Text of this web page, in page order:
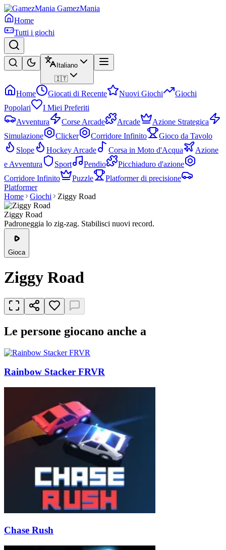
GamezMania
Home
Tutti i giochi
Italiano
🇮🇹
Home Giocati di Recente Nuovi Giochi
Giochi
Popolari
I Miei Preferiti
Avventura
Corse Arcade Arcade
Azione Strategica
Simulazione
Clicker Corridore Infinito
Gioco da Tavolo
Slope
Hockey Arcade Corsa in Moto d'Acqua
Azione
e Avventura
Sport Pendio
Picchiaduro d'azione
Corridore Infinito
Puzzle
Platformer di precisione
Platformer
Home
Giochi Ziggy Road
Ziggy Road
Padroneggia lo zig-zag. Stabilisci nuovi record.
Gioca
Ziggy Road
Le persone giocano anche a
Rainbow Stacker FRVR
Chase Rush